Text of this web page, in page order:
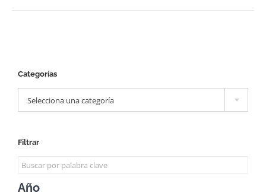
Categorías
Selecciona una categoría
Filtrar
Año